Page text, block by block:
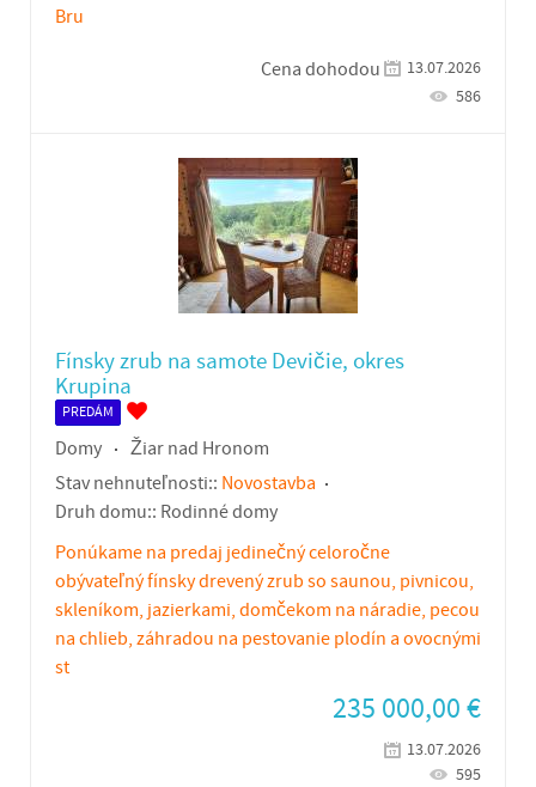
Bru
Cena dohodou
13.07.2026
586
Fínsky zrub na samote Devičie, okres
Krupina
PREDÁM
Domy
Žiar nad Hronom
Stav nehnuteľnosti:: Novostavba
Druh domu:: Rodinné domy
Ponúkame na predaj jedinečný celoročne
obývateľný fínsky drevený zrub so saunou, pivnicou,
skleníkom, jazierkami, domčekom na náradie, pecou
na chlieb, záhradou na pestovanie plodín a ovocnými
st
235 000,00€
13.07.2026
595